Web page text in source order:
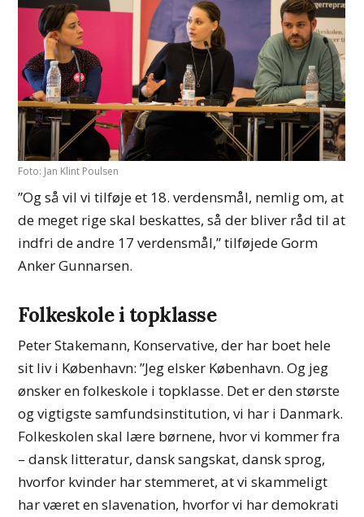
Foto: Jan Klint Poulsen
”Og så vil vi tilføje et 18. verdensmål, nemlig om, at
de meget rige skal beskattes, så der bliver råd til at
indfri de andre 17 verdensmål,” tilføjede Gorm
Anker Gunnarsen.
Folkeskole i topklasse
Peter Stakemann, Konservative, der har boet hele
sit liv i København: ”Jeg elsker København. Og jeg
ønsker en folkeskole i topklasse. Det er den største
og vigtigste samfundsinstitution, vi har i Danmark.
Folkeskolen skal lære børnene, hvor vi kommer fra
– dansk litteratur, dansk sangskat, dansk sprog,
hvorfor kvinder har stemmeret, at vi skammeligt
har været en slavenation, hvorfor vi har demokrati